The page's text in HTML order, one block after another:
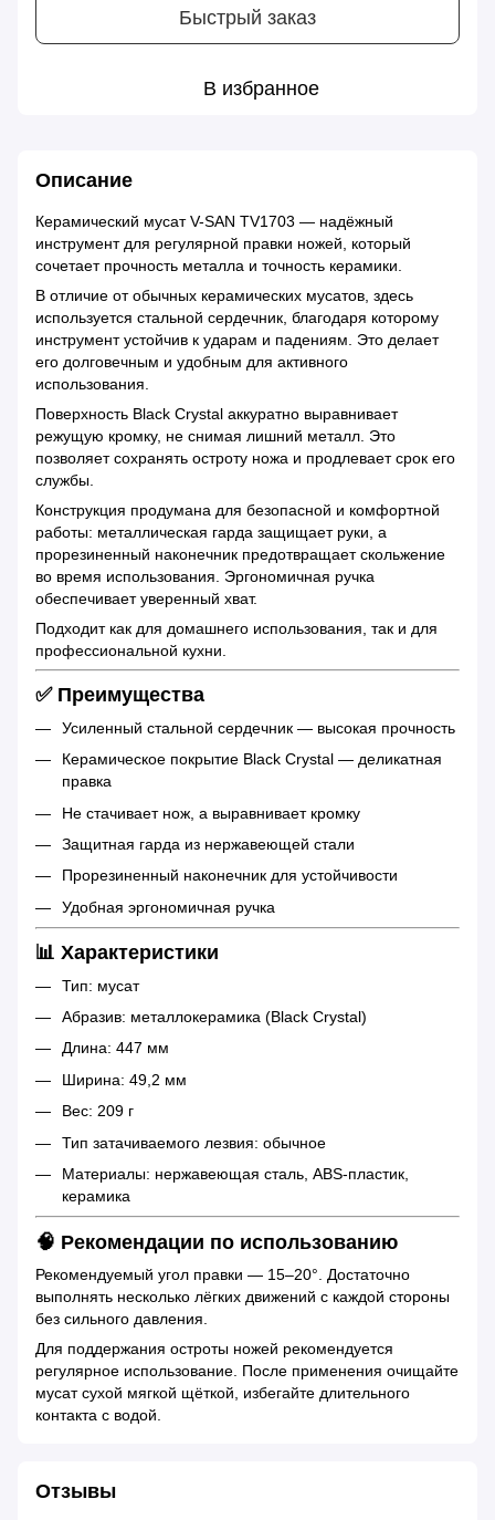
Быстрый заказ
В избранное
Описание
Керамический мусат V-SAN TV1703 — надёжный
инструмент для регулярной правки ножей, который
сочетает прочность металла и точность керамики.
В отличие от обычных керамических мусатов, здесь
используется стальной сердечник, благодаря которому
инструмент устойчив к ударам и падениям. Это делает
его долговечным и удобным для активного
использования.
Поверхность Black Crystal аккуратно выравнивает
режущую кромку, не снимая лишний металл. Это
позволяет сохранять остроту ножа и продлевает срок его
службы.
Конструкция продумана для безопасной и комфортной
работы: металлическая гарда защищает руки, а
прорезиненный наконечник предотвращает скольжение
во время использования. Эргономичная ручка
обеспечивает уверенный хват.
Подходит как для домашнего использования, так и для
профессиональной кухни.
✅ Преимущества
Усиленный стальной сердечник — высокая прочность
Керамическое покрытие Black Crystal — деликатная
правка
Не стачивает нож, а выравнивает кромку
Защитная гарда из нержавеющей стали
Прорезиненный наконечник для устойчивости
Удобная эргономичная ручка
📊 Характеристики
Тип: мусат
Абразив: металлокерамика (Black Crystal)
Длина: 447 мм
Ширина: 49,2 мм
Вес: 209 г
Тип затачиваемого лезвия: обычное
Материалы: нержавеющая сталь, ABS-пластик,
керамика
🧠 Рекомендации по использованию
Рекомендуемый угол правки — 15–20°. Достаточно
выполнять несколько лёгких движений с каждой стороны
без сильного давления.
Для поддержания остроты ножей рекомендуется
регулярное использование. После применения очищайте
мусат сухой мягкой щёткой, избегайте длительного
контакта с водой.
Отзывы